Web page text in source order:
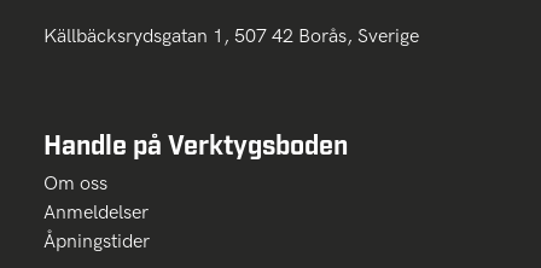
Källbäcksrydsgatan 1, 507 42 Borås, Sverige
Handle på Verktygsboden
Om oss
Anmeldelser
Åpningstider